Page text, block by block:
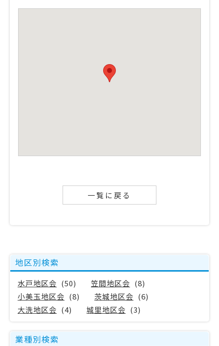
地区別検索
水戸地区会 (50) 笠間地区会 (8)
小美玉地区会 (8) 茨城地区会 (6)
大洗地区会 (4) 城里地区会 (3)
業種別検索
一覧に戻る